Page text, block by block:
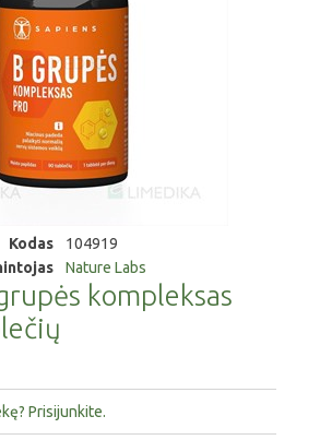
Kodas
104919
Nature Labs
kompleksas
Prisijunkite.